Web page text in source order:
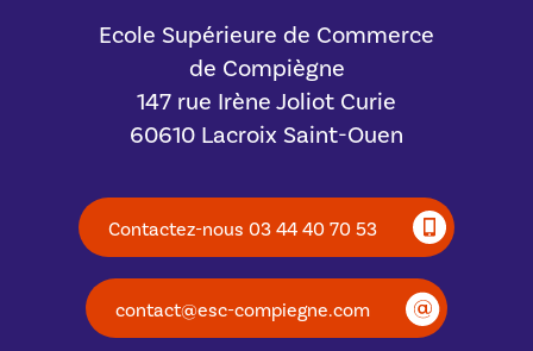
Ecole Supérieure de Commerce
de Compiègne
147 rue Irène Joliot Curie
60610 Lacroix Saint-Ouen
Contactez-nous 03 44 40 70 53
contact@esc-compiegne.com